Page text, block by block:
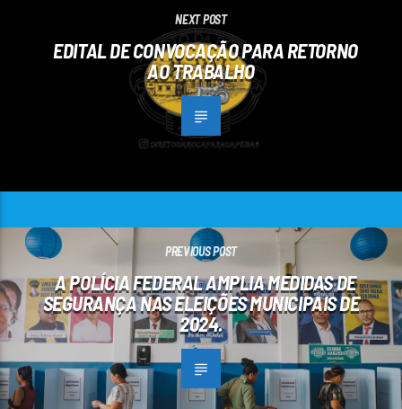
NEXT POST
EDITAL DE CONVOCAÇÃO PARA RETORNO
AO TRABALHO
PREVIOUS POST
A POLÍCIA FEDERAL AMPLIA MEDIDAS DE
SEGURANÇA NAS ELEIÇÕES MUNICIPAIS DE
2024.